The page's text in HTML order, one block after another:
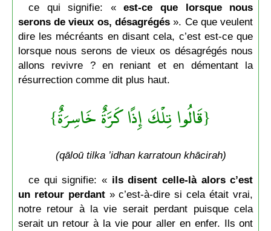
ce qui signifie: «est-ce que lorsque nous
serons de vieux os, désagrégés ». Ce que veulent
dire les mécréants en disant cela, c’est est-ce que
lorsque nous serons de vieux os désagrégés nous
allons revivre ? en reniant et en démentant la
résurrection comme dit plus haut.
{قَالُوا تِلْكَ إِذًا كَرَّةٌ خَاسِرَةٌ}
(qāloū tilka ’idhan karratoun khācirah)
ce qui signifie: « ils disent celle-là alors c’est
un retour perdant» c’est-à-dire si cela était vrai,
notre retour à la vie serait perdant puisque cela
serait un retour à la vie pour aller en enfer. Ils ont